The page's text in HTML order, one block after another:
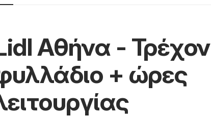
Αθήνα - Τρέχον
+ ώρες